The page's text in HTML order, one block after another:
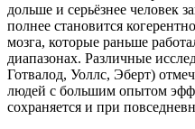
дольше и серьёзнее человек
полнее становится
мозга, которые раньше
диапазонах. Различные
Готвалод, Уоллс, Эберт)
людей с большим опытом
сохраняется и при